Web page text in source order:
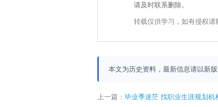
请及时联系删除。
转载仅供学习，如有侵权
本文为历史资料，最新信息请以新
上一篇： 毕业季迷茫 找职业生涯规划机